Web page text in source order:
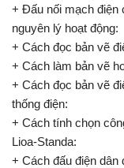
+ Đấu nối mạch điện
nguyên lý hoạt động:
+ Cách đọc bản vẽ
+ Cách làm bản vẽ
+ Cách đọc bản vẽ
thống điện:
+ Cách tính chọn
Lioa-Standa:
+ Cách đấu điện dân